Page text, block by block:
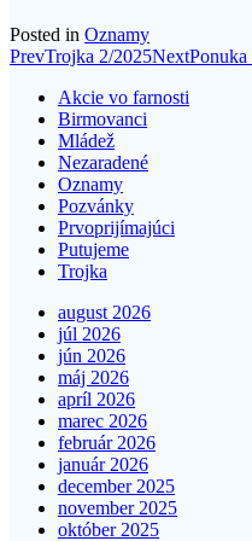
Posted in Oznamy
Post
navigation
PrevTrojka 2/2025NextPonuka
Akcie vo farnosti
Birmovanci
Mládež
Nezaradené
Oznamy
Pozvánky
Prvoprijímajúci
Putujeme
Trojka
august 2026
júl 2026
jún 2026
máj 2026
apríl 2026
marec 2026
február 2026
január 2026
december 2025
november 2025
október 2025